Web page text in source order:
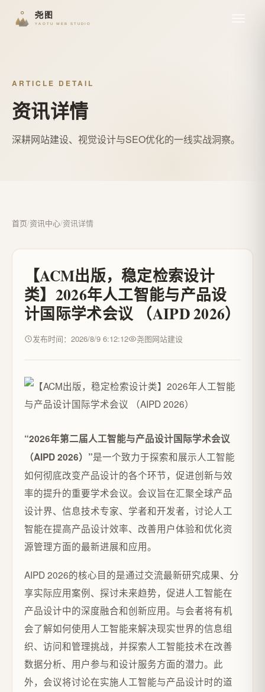
ARTICLE DETAIL
资讯详情
深耕网站建设、视觉设计与SEO优化的一线实战洞察。
首页/资讯中心/资讯详情
【ACM出版，稳定检索设计
类】2026年人工智能与产品设
计国际学术会议 （AIPD 2026）
发布时间：2026/8/9 6:12:12 尧图网站建设
“2026年第二届人工智能与产品设计国际学术会议
（AIPD 2026）”是一个致力于探索和展示人工智能
如何彻底改变产品设计的各个环节，促进创新与效
率的提升的重要学术会议。会议旨在汇聚全球产品
设计界、信息技术专家、学者和开发者，讨论人工
智能在提高产品设计效率、改善用户体验和优化资
源管理方面的最新进展和应用。
AIPD 2026的核心目的是通过交流最新研究成果、分
享实际应用案例、探讨未来趋势，促进人工智能在
产品设计中的深度融合和创新应用。与会者将有机
会了解如何使用人工智能来解决现实世界的信息组
织、访问和管理挑战，并探索人工智能技术在改善
数据分析、用户参与和设计服务方面的潜力。此
外，会议将讨论在实施人工智能与产品设计时的道